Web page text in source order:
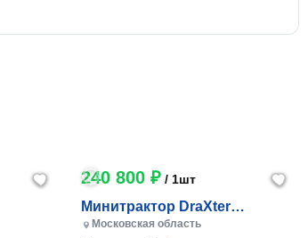
240 800 ₽ / 1шт
Минитрактор DraXter
СМГ-101 комфорт
Московская область